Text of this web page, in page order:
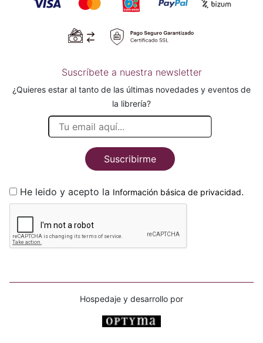
Suscríbete a nuestra newsletter
¿Quieres estar al tanto de las últimas novedades y eventos de
la librería?
Suscribirme
He leido y acepto la Información básica de privacidad.
Hospedaje y desarrollo por